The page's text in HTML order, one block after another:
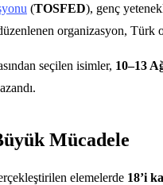
(TOSFED), genç
organizasyon,
seçilen isimler, 10–13
Mücadele
elemelerde 18’i